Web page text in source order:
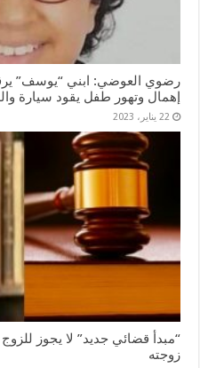
رضوي العوضي: ابني “يوسف”
إهمال وتهور طفل يقود سيارة
22 يناير، 2023
“مبدأ قضائي جديد” لا يجوز
زوجته